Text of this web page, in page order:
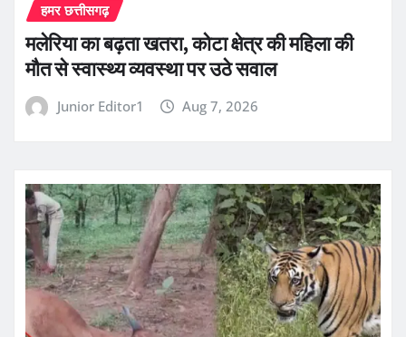
हमर छत्तीसगढ़
मलेरिया का बढ़ता खतरा, कोटा क्षेत्र की महिला की
मौत से स्वास्थ्य व्यवस्था पर उठे सवाल
Junior Editor1 Aug 7, 2026